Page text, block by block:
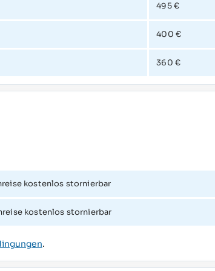
495 €
400 €
360 €
kostenlos stornierbar
kostenlos stornierbar
.